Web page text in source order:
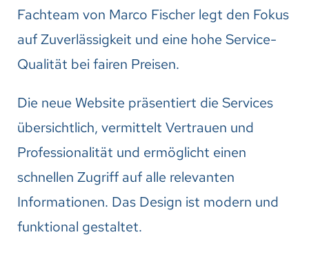
Fachteam von Marco Fischer legt den Fokus
auf Zuverlässigkeit und eine hohe Service-
Qualität bei fairen Preisen.
Die neue Website präsentiert die Services
übersichtlich, vermittelt Vertrauen und
Professionalität und ermöglicht einen
schnellen Zugriff auf alle relevanten
Informationen. Das Design ist modern und
funktional gestaltet.